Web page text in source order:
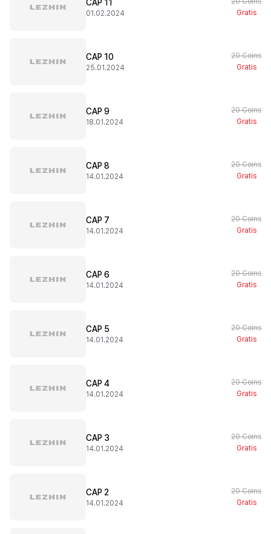
CAP 11
01.02.2024
Gratis
CAP 10
25.01.2024
20 Coins
Gratis
CAP 9
18.01.2024
20 Coins
Gratis
CAP 8
14.01.2024
20 Coins
Gratis
CAP 7
14.01.2024
20 Coins
Gratis
CAP 6
14.01.2024
20 Coins
Gratis
CAP 5
14.01.2024
20 Coins
Gratis
CAP 4
14.01.2024
20 Coins
Gratis
CAP 3
14.01.2024
20 Coins
Gratis
CAP 2
14.01.2024
20 Coins
Gratis